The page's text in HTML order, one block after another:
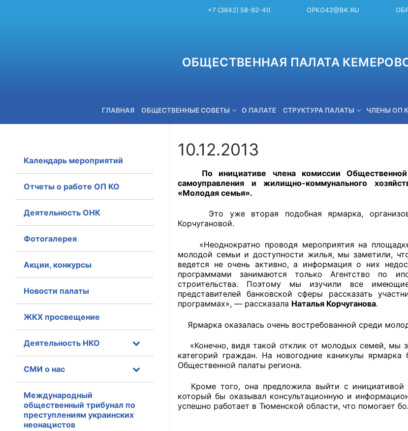
+7 (3842) 58-82-40 OPKO42@BK.RU
ОБЩЕСТВЕННАЯ ПАЛАТА
ГЛАВНАЯ ОБЩЕСТВЕННЫЕ СОВЕТЫ О ПАЛАТЕ СТРУКТУРА ПАЛАТЫ ЧЛЕНЫ ОП
+7 (3842) 58-82-40 OPKO42@BK.RU
Общественные советы
Общественные советы при территориальных органах
исполнительной власти
оказания услуг
Структура Палаты
Комиссии
10.12.2013
По инициативе члена комиссии
самоуправления и жилищно-коммунального
«Молодая семья».
Это уже вторая подобная ярмарка,
Корчугановой.
«Неоднократно проводя мероприятия на
молодой семьи и доступности жилья, мы заметили,
ведется не очень активно, а информация о них
программами занимаются только Агентство по
строительства. Поэтому мы изучили все
представителей банковской сферы рассказать
программах», — рассказала Наталья Корчуганова.
Ярмарка оказалась очень востребованной среди
«Конечно, видя такой отклик от молодых семей, мы
категорий граждан. На новогодние каникулы
Общественной палаты региона.
Кроме того, она предложила выйти с инициативой
который бы оказывал консультационную и
успешно работает в Тюменской области, что помогает
Календарь мероприятий
Отчеты о работе ОП КО
Деятельность ОНК
Фотогалерея
Акции, конкурсы
Новости палаты
ЖКХ просвещение
Деятельность НКО
СМИ о нас
Международный
общественный трибунал по
преступлениям украинских
неонацистов